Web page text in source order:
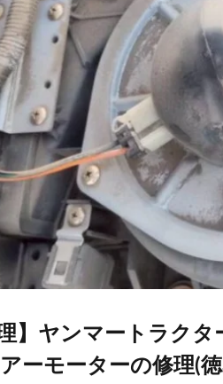
理】ヤンマートラク
ーモーターの修理(